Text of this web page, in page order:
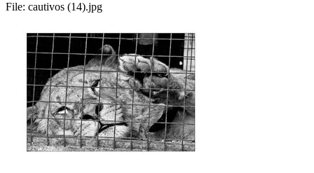
File: cautivos (14).jpg